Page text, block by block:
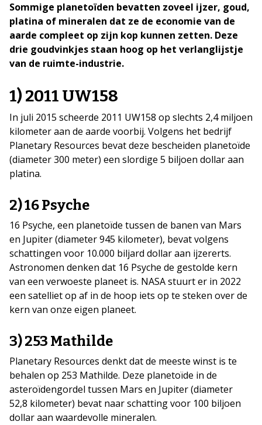
Sommige planetoïden bevatten zoveel ijzer, goud,
platina of mineralen dat ze de economie van de
aarde compleet op zijn kop kunnen zetten. Deze
drie goudvinkjes staan hoog op het verlanglijstje
van de ruimte-industrie.
1) 2011 UW158
In juli 2015 scheerde 2011 UW158 op slechts 2,4 miljoen
kilometer aan de aarde voorbij. Volgens het bedrijf
Planetary Resources bevat deze bescheiden planetoïde
(diameter 300 meter) een slordige 5 biljoen dollar aan
platina.
2) 16 Psyche
16 Psyche, een planetoïde tussen de banen van Mars
en Jupiter (diameter 945 kilometer), bevat volgens
schattingen voor 10.000 biljard dollar aan ijzererts.
Astronomen denken dat 16 Psyche de gestolde kern
van een verwoeste planeet is. NASA stuurt er in 2022
een satelliet op af in de hoop iets op te steken over de
kern van onze eigen planeet.
3) 253 Mathilde
Planetary Resources denkt dat de meeste winst is te
behalen op 253 Mathilde. Deze planetoïde in de
asteroïdengordel tussen Mars en Jupiter (diameter
52,8 kilometer) bevat naar schatting voor 100 biljoen
dollar aan waardevolle mineralen.